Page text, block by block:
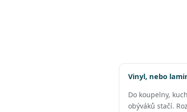
Vinyl, nebo
Do koupelny,
obýváků stačí.